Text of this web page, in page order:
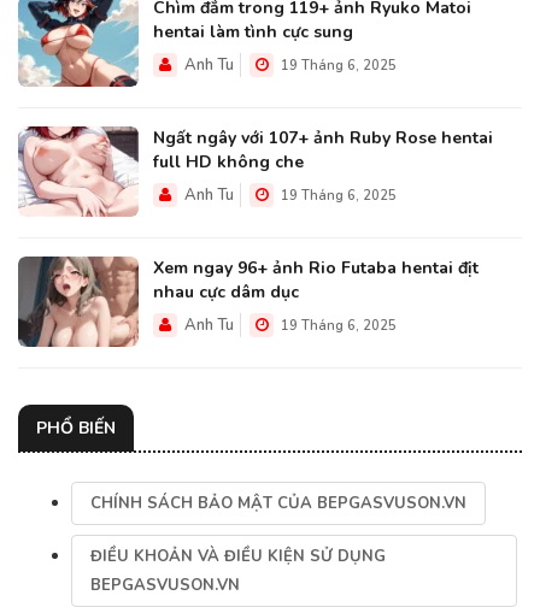
Chìm đắm trong 119+ ảnh Ryuko Matoi
hentai làm tình cực sung
Anh Tu 19 Tháng 6, 2025
Ngất ngây với 107+ ảnh Ruby Rose hentai
full HD không che
Anh Tu 19 Tháng 6, 2025
Xem ngay 96+ ảnh Rio Futaba hentai địt
nhau cực dâm dục
Anh Tu 19 Tháng 6, 2025
PHỔ BIẾN
CHÍNH SÁCH BẢO MẬT CỦA BEPGASVUSON.VN
ĐIỀU KHOẢN VÀ ĐIỀU KIỆN SỬ DỤNG
BEPGASVUSON.VN